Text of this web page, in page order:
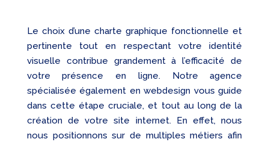
Le choix d’une charte graphique fonctionnelle et
pertinente tout en respectant votre identité
visuelle contribue grandement à l’efficacité de
votre présence en ligne. Notre agence
spécialisée également en webdesign vous guide
dans cette étape cruciale, et tout au long de la
création de votre site internet. En effet, nous
nous positionnons sur de multiples métiers afin